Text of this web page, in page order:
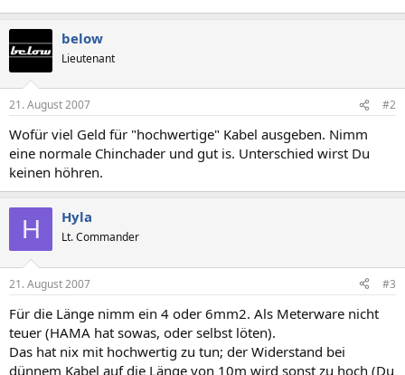
below
Lieutenant
21. August 2007 #2
Wofür viel Geld für "hochwertige" Kabel ausgeben. Nimm
eine normale Chinchader und gut is. Unterschied wirst Du
keinen höhren.
H Hyla
Lt. Commander
21. August 2007 #3
Für die Länge nimm ein 4 oder 6mm2. Als Meterware nicht
teuer (HAMA hat sowas, oder selbst löten).
Das hat nix mit hochwertig zu tun; der Widerstand bei
dünnem Kabel auf die Länge von 10m wird sonst zu hoch (Du